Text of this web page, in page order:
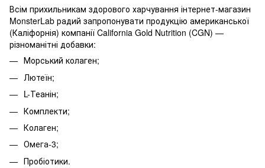
Всім прихильникам здорового харчування інтернет-магазин
MonsterLab радий запропонувати продукцію американської
(Каліфорнія) компанії California Gold Nutrition (CGN) —
різноманітні добавки:
Морський колаген;
Лютеїн;
L-Теанін;
Комплекти;
Колаген;
Омега-3;
Пробіотики.